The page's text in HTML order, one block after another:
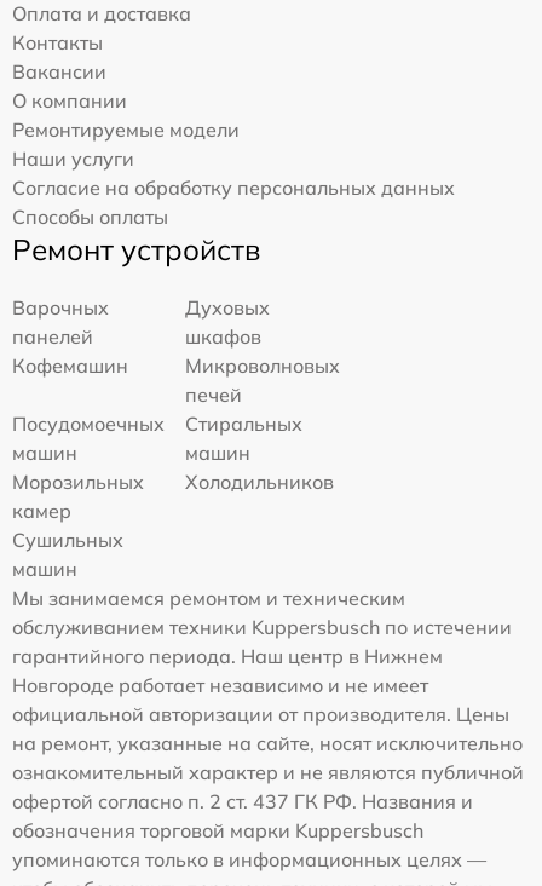
Оплата и доставка
Контакты
Вакансии
О компании
Ремонтируемые модели
Наши услуги
Согласие на обработку персональных данных
Способы оплаты
Ремонт устройств
Варочных
панелей
Духовых
шкафов
Кофемашин
Микроволновых
печей
Посудомоечных
машин
Стиральных
машин
Морозильных
камер
Холодильников
Сушильных
машин
Мы занимаемся ремонтом и техническим
обслуживанием техники Kuppersbusch по истечении
гарантийного периода. Наш центр в Нижнем
Новгороде работает независимо и не имеет
официальной авторизации от производителя. Цены
на ремонт, указанные на сайте, носят исключительно
ознакомительный характер и не являются публичной
офертой согласно п. 2 ст. 437 ГК РФ. Названия и
обозначения торговой марки Kuppersbusch
упоминаются только в информационных целях —